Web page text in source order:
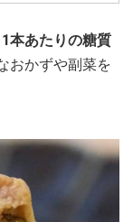
本あたりの糖質
おかずや副菜を